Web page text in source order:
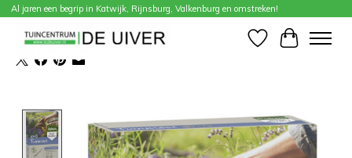
Al jaren een begrip in Katwijk, Rijnsburg, Valkenburg en omstreken!
Verlanglijst
Home / Tuinmest 2,5kg
Product image slideshow Items